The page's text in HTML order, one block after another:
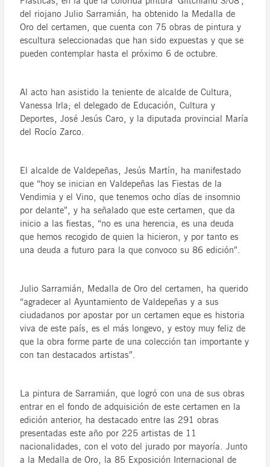
del riojano Julio Sarramián, ha obtenido la Medalla de
Oro del certamen, que cuenta con 75 obras de pintura y
escultura seleccionadas que han sido expuestas y que se
pueden contemplar hasta el próximo 6 de octubre.
Al acto han asistido la teniente de alcalde de Cultura,
Vanessa Irla; el delegado de Educación, Cultura y
Deportes, José Jesús Caro, y la diputada provincial María
del Rocío Zarco.
El alcalde de Valdepeñas, Jesús Martín, ha manifestado
que “hoy se inician en Valdepeñas las Fiestas de la
Vendimia y el Vino, que tenemos ocho días de insomnio
por delante”, y ha señalado que este certamen, que da
inicio a las fiestas, “no es una herencia, es una deuda
que hemos recogido de quien la hicieron, y por tanto es
una deuda a futuro para la que convoco su 86 edición”.
Julio Sarramián, Medalla de Oro del certamen, ha querido
“agradecer al Ayuntamiento de Valdepeñas y a sus
ciudadanos por apostar por un certamen eque es historia
viva de este país, es el más longevo, y estoy muy feliz de
que la obra forme parte de una colección tan importante y
con tan destacados artistas”.
La pintura de Sarramián, que logró con una de sus obras
entrar en el fondo de adquisición de este certamen en la
edición anterior, ha destacado entre las 291 obras
presentadas este año por 225 artistas de 11
nacionalidades, con el voto del jurado por mayoría. Junto
a la Medalla de Oro, la 85 Exposición Internacional de